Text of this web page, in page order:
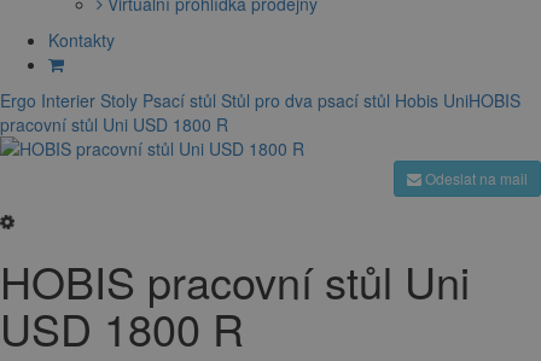
Kontakty
Ergo Interier Stoly Psací stůl Stůl pro dva psací stůl Hobis UniHOBIS
pracovní stůl Uni USD 1800 R
Odeslat na mail
HOBIS pracovní stůl Uni
USD 1800 R